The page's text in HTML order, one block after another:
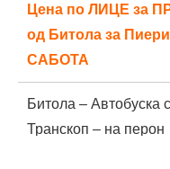
Неготино –
Неготино
Шимов
Цена по ЛИЦЕ за
од Битола за
САБОТА
Битола – Автобуска
Транскоп – на перон